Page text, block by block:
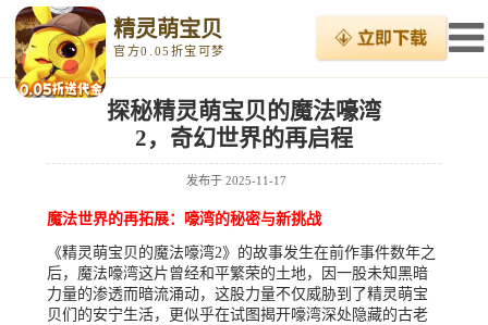
精灵萌宝贝
官方0.05折宝可梦
探秘精灵萌宝贝的魔法嚎湾
2，奇幻世界的再启程
发布于2025-11-17
魔法世界的再拓展：嚎湾的秘密与新挑战
《精灵萌宝贝的魔法嚎湾2》的故事发生在前作事件数年之
后，魔法嚎湾这片曾经和平繁荣的土地，因一股未知黑暗
力量的渗透而暗流涌动，这股力量不仅威胁到了精灵萌宝
贝们的安宁生活，更似乎在试图揭开嚎湾深处隐藏的古老